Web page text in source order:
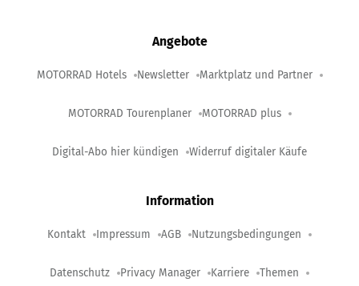
Angebote
MOTORRAD Hotels Newsletter Marktplatz und Partner
MOTORRAD Tourenplaner MOTORRAD plus
Digital-Abo hier kündigen Widerruf digitaler Käufe
Information
Kontakt Impressum AGB Nutzungsbedingungen
Datenschutz Privacy Manager Karriere Themen